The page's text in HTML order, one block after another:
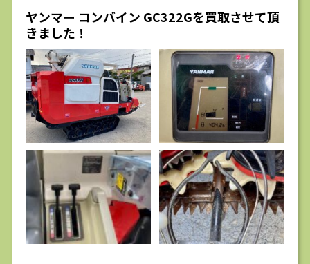
ヤンマー コンバイン GC322Gを買取させて頂
きました！